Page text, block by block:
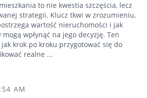
to nie kwestia szczęścia, lecz
strategii. Klucz tkwi w zrozumieniu,
wartość nieruchomości i jak
wpłynąć na jego decyzję. Ten
jak krok po kroku przygotować się do
realne ...
AM